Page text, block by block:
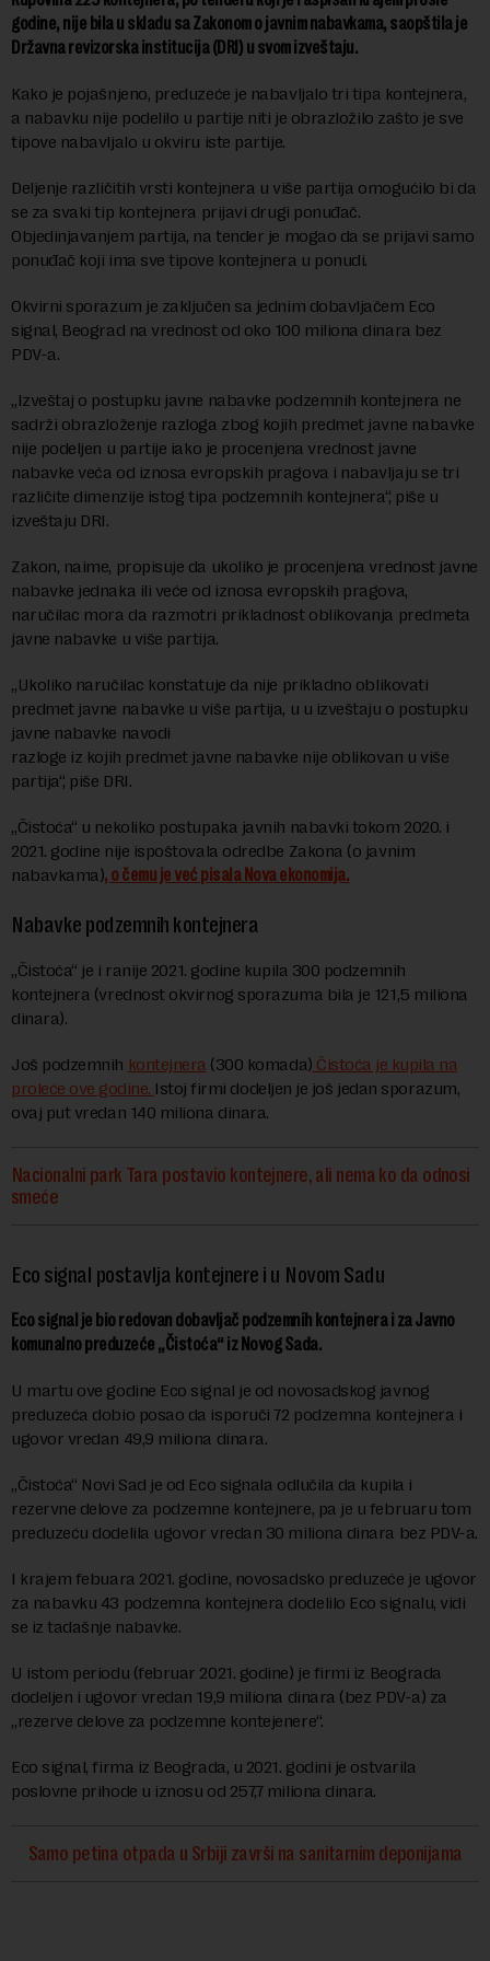
godine, nije bila u skladu sa Zakonom o javnim nabavkama, saopštila je
Državna revizorska institucija (DRI) u svom izveštaju.
Kako je pojašnjeno, preduzeće je nabavljalo tri tipa kontejnera,
a nabavku nije podelilo u partije niti je obrazložilo zašto je sve
tipove nabavljalo u okviru iste partije.
Deljenje različitih vrsti kontejnera u više partija omogućilo bi da
se za svaki tip kontejnera prijavi drugi ponuđač.
Objedinjavanjem partija, na tender je mogao da se prijavi samo
ponuđač koji ima sve tipove kontejnera u ponudi.
Okvirni sporazum je zaključen sa jednim dobavljačem Eco
signal, Beograd na vrednost od oko 100 miliona dinara bez
PDV-a.
„Izveštaj o postupku javne nabavke podzemnih kontejnera ne
sadrži obrazloženje razloga zbog kojih predmet javne nabavke
nije podeljen u partije iako je procenjena vrednost javne
nabavke veća od iznosa evropskih pragova i nabavljaju se tri
različite dimenzije istog tipa podzemnih kontejnera“, piše u
izveštaju DRI.
Zakon, naime, propisuje da ukoliko je procenjena vrednost javne
nabavke jednaka ili veće od iznosa evropskih pragova,
naručilac mora da razmotri prikladnost oblikovanja predmeta
javne nabavke u više partija.
„Ukoliko naručilac konstatuje da nije prikladno oblikovati
predmet javne nabavke u više partija, u u izveštaju o postupku
javne nabavke navodi
razloge iz kojih predmet javne nabavke nije oblikovan u više
partija“, piše DRI.
„Čistoća“ u nekoliko postupaka javnih nabavki tokom 2020. i
2021. godine nije ispoštovala odredbe Zakona (o javnim
nabavkama), o čemu je već pisala Nova ekonomija.
Nabavke podzemnih kontejnera
„Čistoća“ je i ranije 2021. godine kupila 300 podzemnih
kontejnera (vrednost okvirnog sporazuma bila je 121,5 miliona
dinara).
Još podzemnih kontejnera (300 komada) Čistoća je kupila na
proleće ove godine. Istoj firmi dodeljen je još jedan sporazum,
ovaj put vredan 140 miliona dinara.
Nacionalni park Tara postavio kontejnere, ali nema ko da odnosi
smeće
Eco signal postavlja kontejnere i u Novom Sadu
Eco signal je bio redovan dobavljač podzemnih kontejnera i za Javno
komunalno preduzeće „Čistoća“ iz Novog Sada.
U martu ove godine Eco signal je od novosadskog javnog
preduzeća dobio posao da isporuči 72 podzemna kontejnera i
ugovor vredan 49,9 miliona dinara.
„Čistoća“ Novi Sad je od Eco signala odlučila da kupila i
rezervne delove za podzemne kontejnere, pa je u februaru tom
preduzeću dodelila ugovor vredan 30 miliona dinara bez PDV-a.
I krajem febuara 2021. godine, novosadsko preduzeće je ugovor
za nabavku 43 podzemna kontejnera dodelilo Eco signalu, vidi
se iz tadašnje nabavke.
U istom periodu (februar 2021. godine) je firmi iz Beograda
dodeljen i ugovor vredan 19,9 miliona dinara (bez PDV-a) za
„rezerve delove za podzemne kontejenere“.
Eco signal, firma iz Beograda, u 2021. godini je ostvarila
poslovne prihode u iznosu od 257,7 miliona dinara.
Samo petina otpada u Srbiji završi na sanitarnim deponijama